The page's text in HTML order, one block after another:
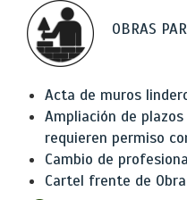
OBRAS
Acta de muros
Ampliación de
requieren permiso
Cambio de
Cartel frente de Obra